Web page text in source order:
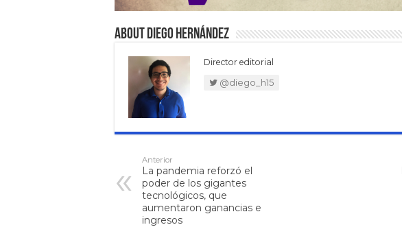
About Diego Hernández
Director editorial
@diego_h15
Anterior
La pandemia reforzó el
poder de los gigantes
tecnológicos, que
aumentaron ganancias e
ingresos